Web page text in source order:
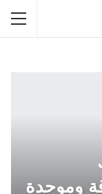
مشرقة وموحدة